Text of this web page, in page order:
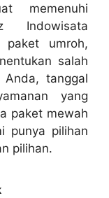
memenuhi
Indowisata
paket umroh,
salah
tanggal
yang
paket mewah
punya pilihan
pilihan.